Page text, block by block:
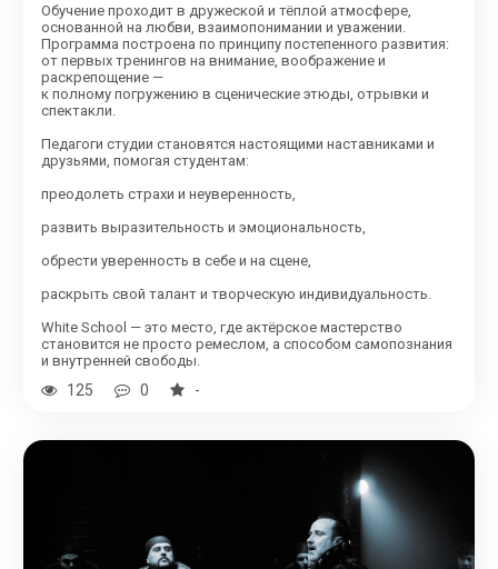
Обучение проходит в дружеской и тёплой атмосфере,
основанной на любви, взаимопонимании и уважении.
Программа построена по принципу постепенного развития:
от первых тренингов на внимание, воображение и
раскрепощение —
к полному погружению в сценические этюды, отрывки и
спектакли.
Педагоги студии становятся настоящими наставниками и
друзьями, помогая студентам:
преодолеть страхи и неуверенность,
развить выразительность и эмоциональность,
обрести уверенность в себе и на сцене,
раскрыть свой талант и творческую индивидуальность.
White School — это место, где актёрское мастерство
становится не просто ремеслом, а способом самопознания
и внутренней свободы.
125 0 -